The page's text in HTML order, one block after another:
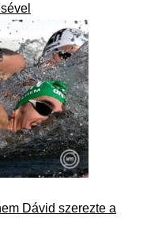
Dávid szerezte a